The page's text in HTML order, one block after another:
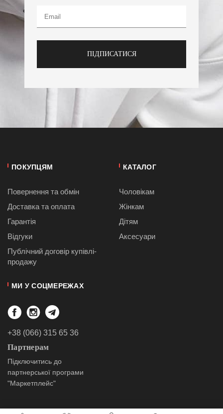
ПІДПИСАТИСЯ
ПОКУПЦЯМ
Повернення та обмін
Доставка та оплата
Гарантія
Відгуки
Публiчний договiр купівлі-
продажу
КАТАЛОГ
Чоловікам
Жінкам
Дітям
Аксесуари
МИ У СОЦМЕРЕЖАХ
+38 (066) 315 65 36
Партнерам
Підключитись до
партнерської програми
"Маркетплейс"